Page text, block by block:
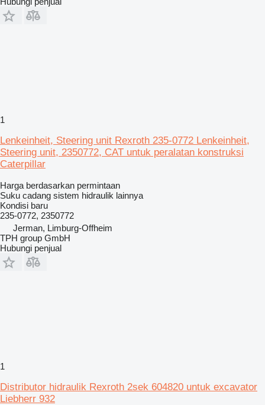
1
Lenkeinheit, Steering unit Rexroth 235-0772 Lenkeinheit,
Steering unit, 2350772, CAT untuk peralatan konstruksi
Caterpillar
Harga berdasarkan permintaan
Suku cadang sistem hidraulik lainnya
Kondisi baru
235-0772, 2350772
Jerman, Limburg-Offheim
TPH group GmbH
Hubungi penjual
1
Distributor hidraulik Rexroth 2sek 604820 untuk excavator
Liebherr 932